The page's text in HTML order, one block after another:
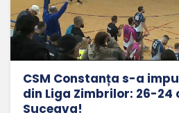
CSM Constanța s-a
din Liga Zimbrilor: 26-24
Suceava!